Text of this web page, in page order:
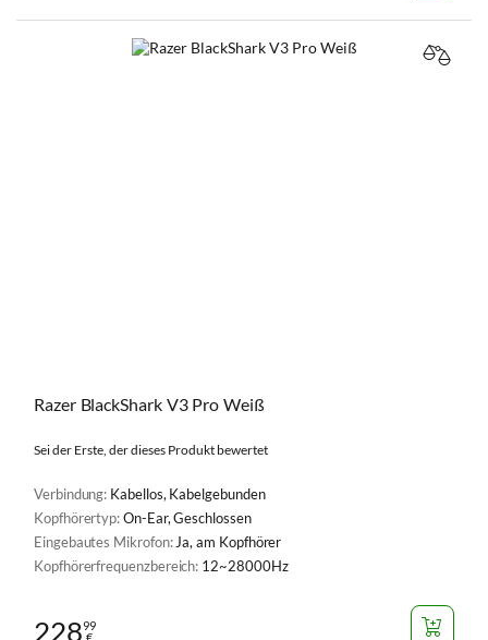
Razer BlackShark V3 Pro Weiß
Sei der Erste, der dieses Produkt bewertet
Verbindung: Kabellos, Kabelgebunden
Kopfhörertyp:On-Ear, Geschlossen
Eingebautes Mikrofon: Ja, am Kopfhörer
Kopfhörerfrequenzbereich: 12~28000Hz
22899
€